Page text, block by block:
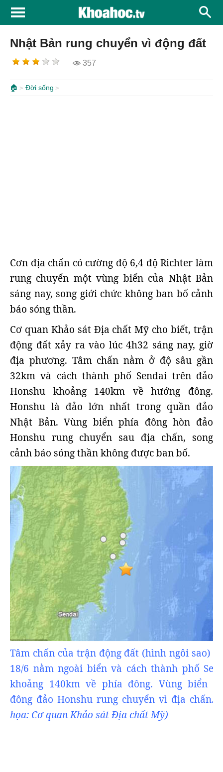
Nhật Bản rung chuyển vì động đất
357
🏠 Đời sống
Cơn địa chấn có cường độ 6,4 độ Richter làm
rung chuyển một vùng biển của Nhật Bản
sáng nay, song giới chức không ban bố cảnh
báo sóng thần.
Cơ quan Khảo sát Địa chất Mỹ cho biết, trận
động đất xảy ra vào lúc 4h32 sáng nay, giờ
địa phương. Tâm chấn nằm ở độ sâu gần
32km và cách thành phố Sendai trên đảo
Honshu khoảng 140km về hướng đông.
Honshu là đảo lớn nhất trong quần đảo
Nhật Bản. Vùng biển phía đông hòn đảo
Honshu rung chuyển sau địa chấn, song
cảnh báo sóng thần không được ban bố.
Tâm chấn của trận động đất (hình ngôi sao)
18/6 nằm ngoài biển và cách thành phố
khoảng 140km về phía đông. Vùng biển
đông đảo Honshu rung chuyển vì địa chấn.
họa: Cơ quan Khảo sát Địa chất Mỹ)